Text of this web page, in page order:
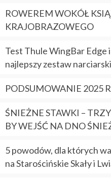
ROWEREM WOKÓŁ
KRAJOBRAZOWEGO
Test Thule WingBar Edge
najlepszy zestaw
PODSUMOWANIE 2025
ŚNIEŻNE STAWKI –
BY WEJŚĆ NA DNO
5 powodów, dla których
na Starościńskie Skały i